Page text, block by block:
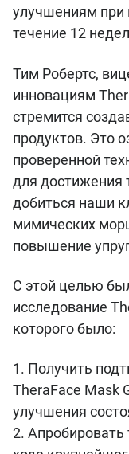
улучшениям при
течение 12
Тим Робертс,
инновациям
стремится
продуктов. Это
проверенной
для достижения
добиться наши
мимических
повышение
С этой целью
исследование
которого было:
1. Получить
TheraFace Mask
улучшения
2. Апробировать